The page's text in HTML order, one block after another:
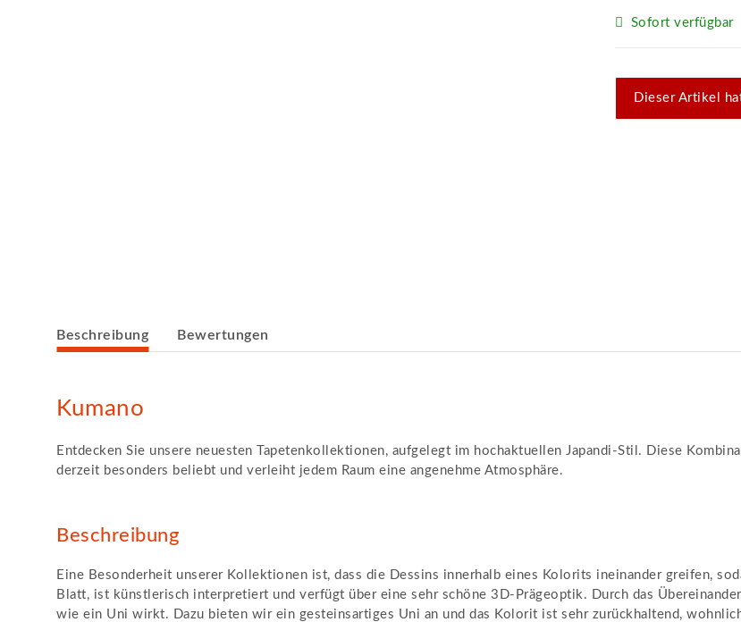
Sofort verfügbar
x
Dieser Artikel
weitere Registerkarten anzeigen
Beschreibung Bewertungen
Kumano
Entdecken Sie unsere neuesten Tapetenkollektionen, aufgelegt im hochaktuellen Japandi-Stil. Diese
derzeit besonders beliebt und verleiht jedem Raum eine angenehme Atmosphäre.
Beschreibung
Eine Besonderheit unserer Kollektionen ist, dass die Dessins innerhalb eines Kolorits ineinander greifen,
Blatt, ist künstlerisch interpretiert und verfügt über eine sehr schöne 3D-Prägeoptik. Durch das
wie ein Uni wirkt. Dazu bieten wir ein gesteinsartiges Uni an und das Kolorit ist sehr zurückhaltend,